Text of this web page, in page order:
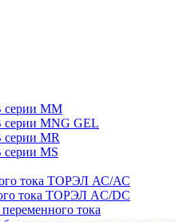
серии MM
MNG GEL
MR
MS
тока ТОРЭЛ АС/АС
тока ТОРЭЛ AC/DC
тока